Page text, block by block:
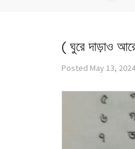
( ঘুরে দাড়াও
Posted May 13, 2024